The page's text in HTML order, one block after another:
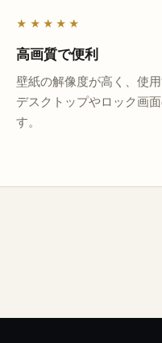
★★★★★
高画質で便利
壁紙の解像度が高く、使
デスクトップやロック画
す。